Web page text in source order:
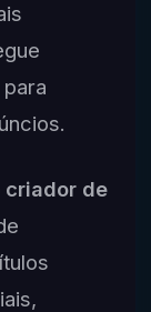
de